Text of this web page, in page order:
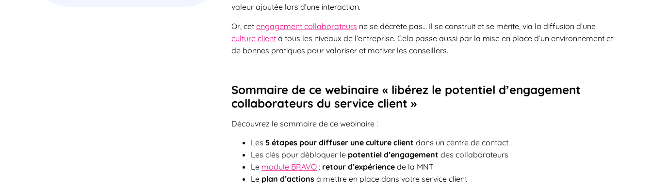
valeur ajoutée lors d’une interaction.
Or, cet engagement collaborateurs ne se décrète pas… Il se construit et se mérite, via la diffusion d’une
culture clientà tous les niveaux de l’entreprise. Cela passe aussi par la mise en place d’un environnement et
de bonnes pratiques pour valoriser et motiver les conseillers.
Sommaire de ce webinaire « libérez le potentiel d’engagement
collaborateurs du service client »
Découvrez le sommaire de ce webinaire :
Les 5 étapes pour diffuser une culture client dans un centre de contact
Les clés pour débloquer le potentiel d’engagement des collaborateurs
Le module BRAVO: retour d’expériencede la MNT
Le plan d’actionsà mettre en place dans votre service client